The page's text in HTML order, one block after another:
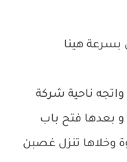
بسرعة هينا
ناحية شركة
بعدها فتح باب
وخلاها تنزل غصبن